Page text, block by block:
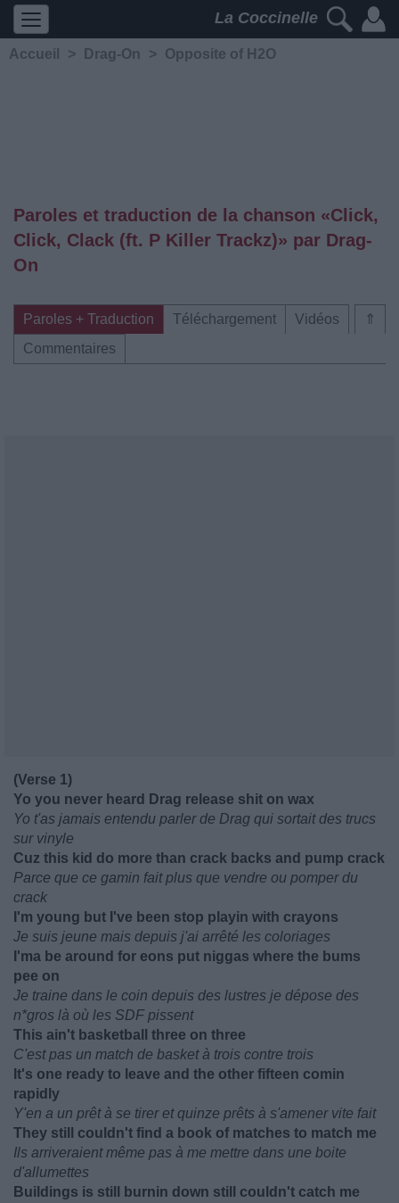
La Coccinelle
Accueil > Drag-On > Opposite of H2O
Paroles et traduction de la chanson «Click,
Click, Clack (ft. P Killer Trackz)» par Drag-
On
⇑
Paroles + Traduction Téléchargement
Vidéos
Commentaires
(Verse 1)
Yo you never heard Drag release shit on wax
Yo t'as jamais entendu parler de Drag qui sortait des trucs
sur vinyle
Cuz this kid do more than crack backs and pump crack
Parce que ce gamin fait plus que vendre ou pomper du
crack
I'm young but I've been stop playin with crayons
Je suis jeune mais depuis j'ai arrêté les coloriages
I'ma be around for eons put niggas where the bums
pee on
Je traine dans le coin depuis des lustres je dépose des
n*gros là où les SDF pissent
This ain't basketball three on three
C'est pas un match de basket à trois contre trois
It's one ready to leave and the other fifteen comin
rapidly
Y'en a un prêt à se tirer et quinze prêts à s'amener vite fait
They still couldn't find a book of matches to match me
Ils arriveraient même pas à me mettre dans une boite
d'allumettes
Buildings is still burnin down still couldn't catch me